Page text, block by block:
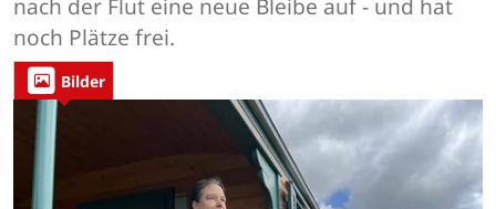
noch Plätze frei.
Bilder